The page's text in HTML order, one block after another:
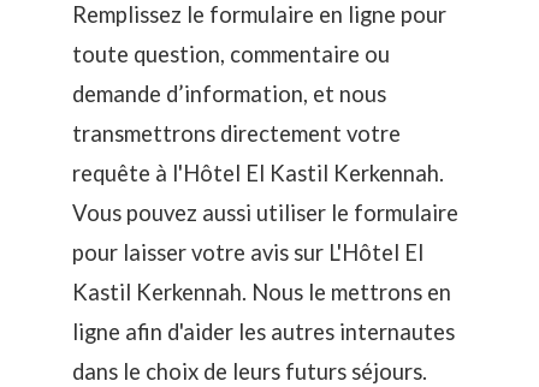
Remplissez le formulaire en ligne pour
toute question, commentaire ou
demande d’information, et nous
transmettrons directement votre
requête à l'Hôtel El Kastil Kerkennah.
Vous pouvez aussi utiliser le formulaire
pour laisser votre avis sur L'Hôtel El
Kastil Kerkennah. Nous le mettrons en
ligne afin d'aider les autres internautes
dans le choix de leurs futurs séjours.